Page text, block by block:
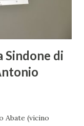
Sindone di
Abate (vicino